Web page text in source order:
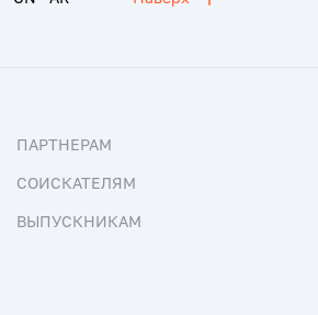
ПАРТНЕРАМ
СОИСКАТЕЛЯМ
ВЫПУСКНИКАМ